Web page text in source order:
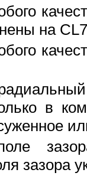
на
в
зазора